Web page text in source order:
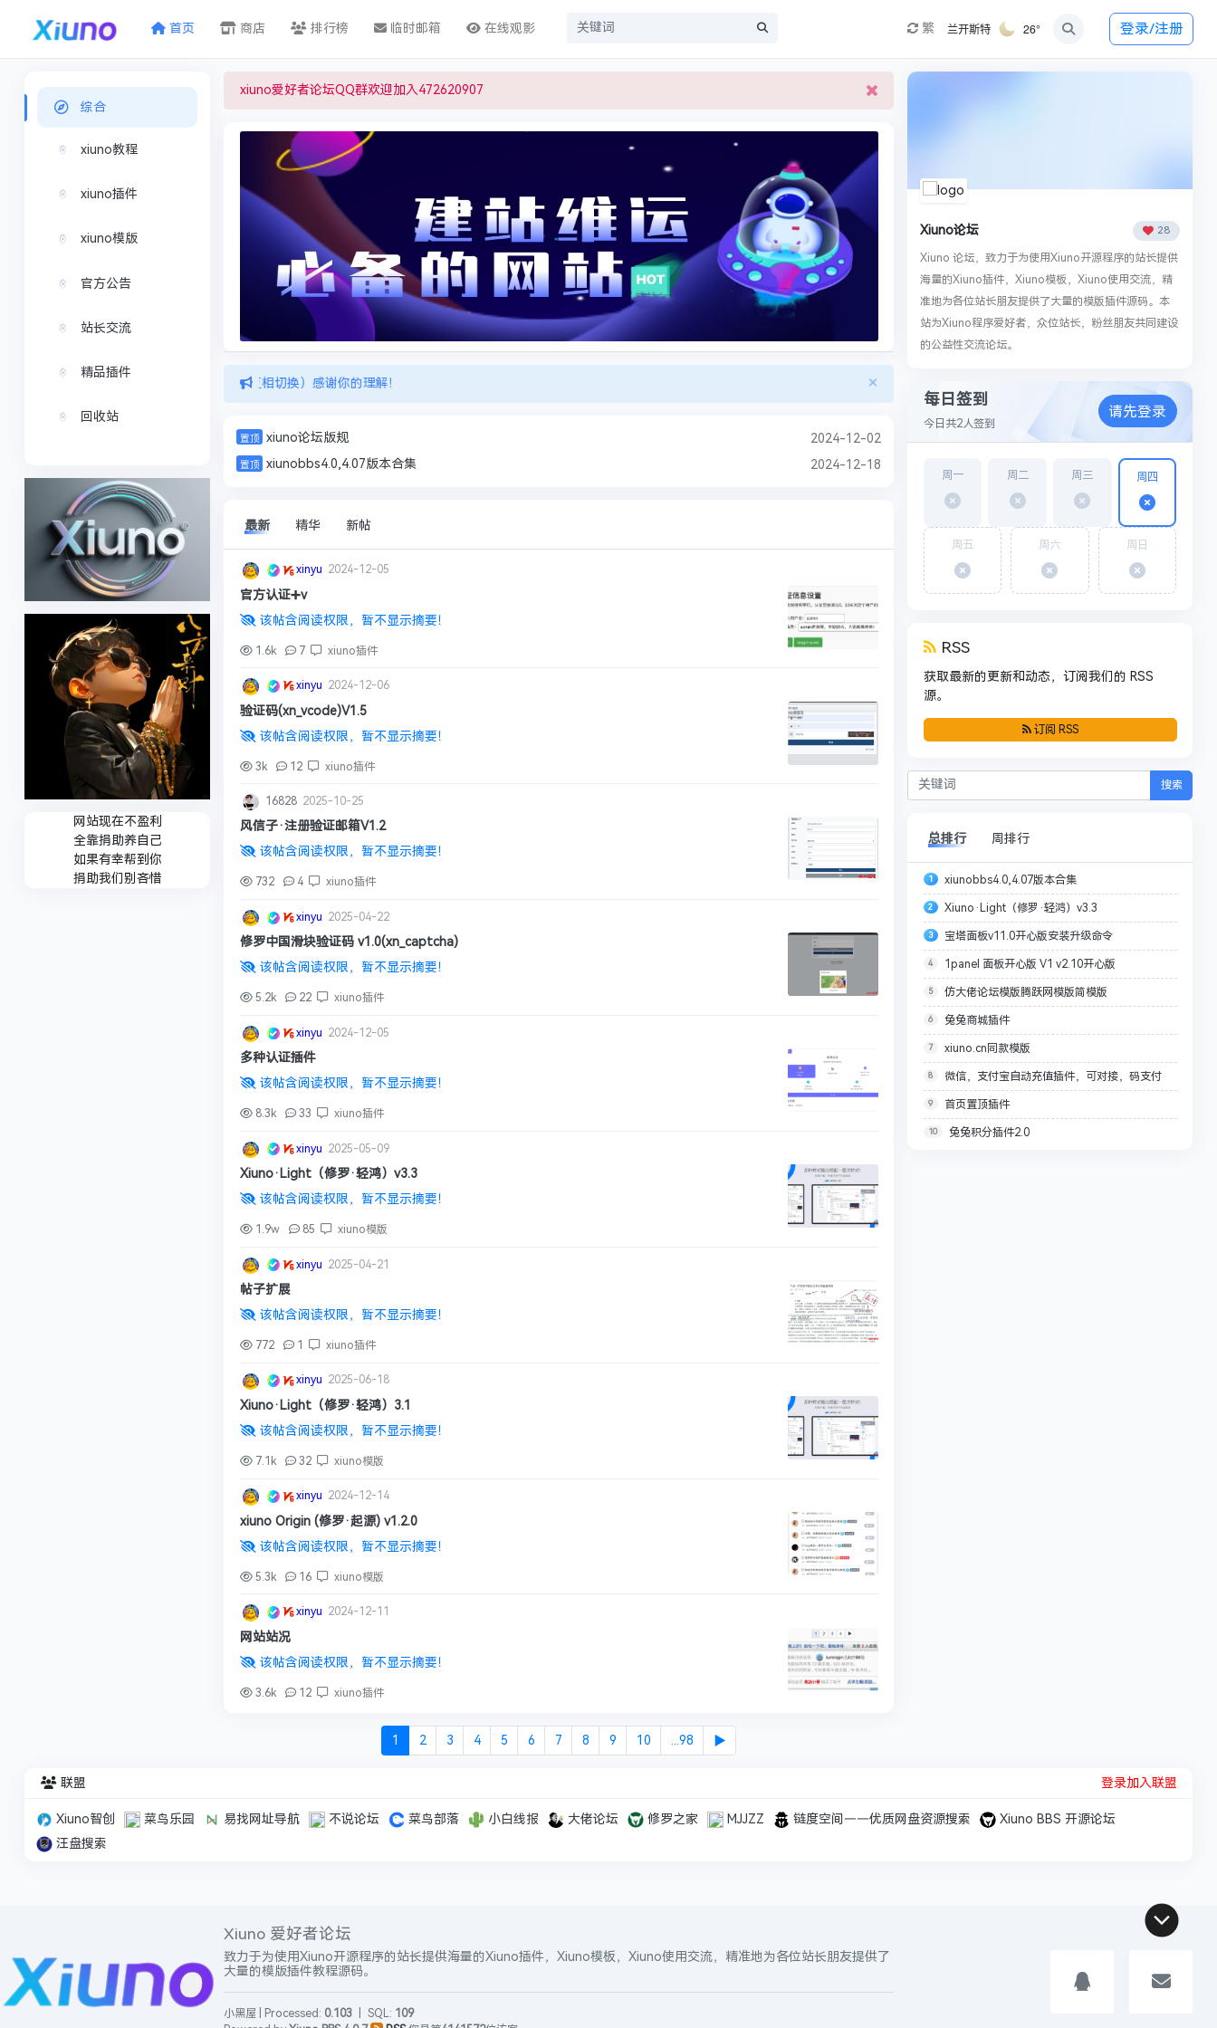
首页 商店 排行榜 临时邮箱 在线观影 繁 兰开斯特 26° 登录/注册
综合
xiuno教程
xiuno插件
xiuno模版
官方公告
站长交流
精品插件
回收站
网站现在不盈利
全靠捐助养自己
如果有幸帮到你
捐助我们别吝惜
xiuno爱好者论坛QQ群欢迎加入472620907
数据共通（每个域名登陆的cookie无法互相切换）感谢你的理解！ ×
xiuno论坛版规
2024-12-02
xiunobbs4.0,4.07版本合集
2024-12-18
最新 精华 新帖
xinyu 2024-12-05
官方认证➕v
该帖含阅读权限，暂不显示摘要！
1.6k 7 xiuno插件
xinyu 2024-12-06
验证码(xn_vcode)V1.5
该帖含阅读权限，暂不显示摘要！
3k 12 xiuno插件
16828 2025-10-25
风信子·注册验证邮箱V1.2
该帖含阅读权限，暂不显示摘要！
732 4 xiuno插件
xinyu 2025-04-22
修罗中国滑块验证码 v1.0(xn_captcha)
该帖含阅读权限，暂不显示摘要！
5.2k 22 xiuno插件
xinyu 2024-12-05
多种认证插件
该帖含阅读权限，暂不显示摘要！
8.3k 33 xiuno插件
xinyu 2025-05-09
Xiuno·Light（修罗·轻鸿）v3.3
该帖含阅读权限，暂不显示摘要！
1.9w 85 xiuno模版
xinyu 2025-04-21
帖子扩展
该帖含阅读权限，暂不显示摘要！
772 1 xiuno插件
xinyu 2025-06-18
Xiuno·Light（修罗·轻鸿）3.1
该帖含阅读权限，暂不显示摘要！
7.1k 32 xiuno模版
xinyu 2024-12-14
xiuno Origin (修罗·起源) v1.2.0
该帖含阅读权限，暂不显示摘要！
5.3k 16 xiuno模版
xinyu 2024-12-11
网站站况
该帖含阅读权限，暂不显示摘要！
3.6k 12 xiuno插件
1 2 3 4 5 6 7 8 9 10 ...98 ▶
Xiuno论坛 28
Xiuno 论坛，致力于为使用Xiuno开源程序的站长提供
海量的Xiuno插件，Xiuno模板，Xiuno使用交流，精
准地为各位站长朋友提供了大量的模版插件源码。本
站为Xiuno程序爱好者，众位站长，粉丝朋友共同建设
的公益性交流论坛。
每日签到
今日共2人签到
请先登录
周一 周二 周三 周四
周五 周六 周日
RSS
获取最新的更新和动态，订阅我们的 RSS
源。
订阅 RSS
搜索
总排行 周排行
1 xiunobbs4.0,4.07版本合集
2 Xiuno·Light（修罗·轻鸿）v3.3
3 宝塔面板v11.0开心版安装升级命令
4 1panel 面板开心版 V1 v2.10开心版
5 仿大佬论坛模版腾跃网模版简模版
6 兔兔商城插件
7 xiuno.cn同款模版
8 微信，支付宝自动充值插件，可对接，码支付
9 首页置顶插件
10 兔兔积分插件2.0
联盟 登录加入联盟
Xiuno智创 菜鸟乐园 易找网址导航 不说论坛 菜鸟部落 小白线报 大佬论坛 修罗之家 MJJZZ 链度空间——优质网盘资源搜索
Xiuno BBS 开源论坛
汪盘搜索
Xiuno 爱好者论坛
致力于为使用Xiuno开源程序的站长提供海量的Xiuno插件，Xiuno模板，Xiuno使用交流，精准地为各位站长朋友提供了
大量的模版插件教程源码。
小黑屋 | Processed: 0.103 SQL: 109